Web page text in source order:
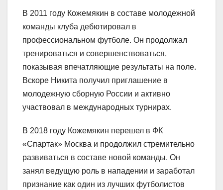
В 2011 году Кожемякин в составе молодежной
команды клуба дебютировал в
профессиональном футболе. Он продолжал
тренироваться и совершенствоваться,
показывая впечатляющие результаты на поле.
Вскоре Никита получил приглашение в
молодежную сборную России и активно
участвовал в международных турнирах.
В 2018 году Кожемякин перешел в ФК
«Спартак» Москва и продолжил стремительно
развиваться в составе новой команды. Он
занял ведущую роль в нападении и заработал
признание как один из лучших футболистов